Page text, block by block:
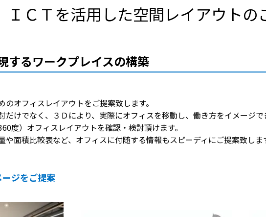
ＩＣＴを活用した空間レイアウトの
するワークプレイスの構築
オフィスレイアウトをご提案致します。
だけでなく、３Ｄにより、実際にオフィスを移動し、働き方をイメージ
度）オフィスレイアウトを確認・検討頂けます。
や面積比較表など、オフィスに付随する情報もスピーディにご提案致しま
ジをご提案